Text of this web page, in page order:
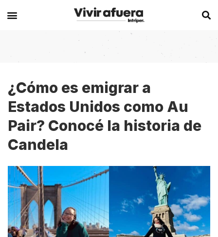
Secciones
Becas
Historias de viajeros
Intercambios
Postgrados
Voluntariados
Work
Working Holidays
Europa
Alemania
Bélgica
Chipre
España
Irlanda
Italia
Malta
Experiencias en el extranjero
Australia
Canadá
España
Irlanda
Nueva Zelanda
VER TODAS LAS EXPERIENCIAS
¿Cómo es emigrar a
Estados Unidos como Au
Pair? Conocé la historia de
Candela